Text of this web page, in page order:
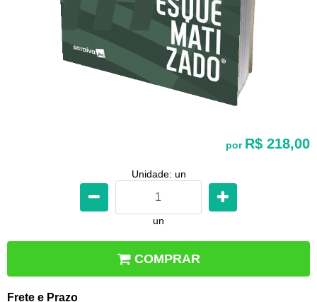
por R$ 218,00
Unidade: un
un
COMPRAR
Frete e Prazo